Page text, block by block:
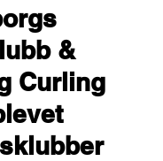
&
Curling